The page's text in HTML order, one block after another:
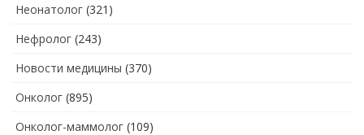
Неонатолог (321)
Нефролог (243)
Новости медицины (370)
Онколог (895)
Онколог-маммолог (109)